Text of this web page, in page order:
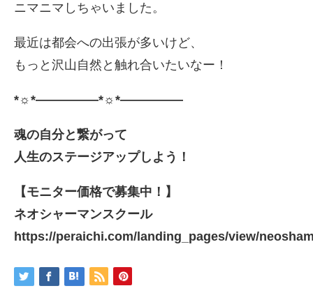
ニマニマしちゃいました。
最近は都会への出張が多いけど、
もっと沢山自然と触れ合いたいなー！
*☼*―――――*☼*―――――
魂の自分と繋がって
人生のステージアップしよう！
【モニター価格で募集中！】
ネオシャーマンスクール
https://peraichi.com/landing_pages/view/